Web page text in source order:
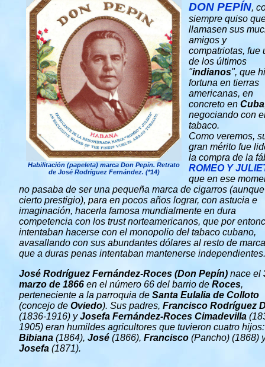
Habilitación (papeleta) marca Don Pepín. Retrato
de José Rodríguez Fernández. (*14)
DON PEPÍN,
siempre quiso
llamasen sus
amigos y
compatriotas, fue
de los últimos
"indianos", que
fortuna en tierras
americanas, en
concreto en Cuba
negociando con
tabaco.
Como veremos,
gran mérito fue
la compra de la
ROMEO Y
que en ese
no pasaba de ser una pequeña marca de cigarros
cierto prestigio), para en pocos años lograr, con astucia e
imaginación, hacerla famosa mundialmente en dura
competencia con los trust norteamericanos, que por
intentaban hacerse con el monopolio del tabaco cubano,
avasallando con sus abundantes dólares al resto de
que a duras penas intentaban mantenerse independientes.
José Rodríguez Fernández-Roces (Don Pepín) nace el
marzo de 1866 en el número 66 del barrio de Roces,
perteneciente a la parroquia de Santa Eulalia de Colloto
(concejo de Oviedo). Sus padres, Francisco Rodríguez
(1836-1916) yJosefa Fernández-Roces Cimadevilla
1905) eran humildes agricultores que tuvieron cuatro hijos:
Bibiana (1864), José (1866), Francisco (Pancho) (1868)
Josefa (1871).